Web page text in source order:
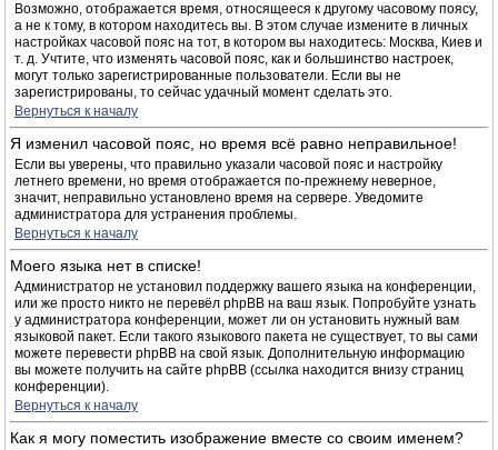
Возможно, отображается время, относящееся к другому часовому поясу,
а не к тому, в котором находитесь вы. В этом случае измените в личных
настройках часовой пояс на тот, в котором вы находитесь: Москва, Киев и
т. д. Учтите, что изменять часовой пояс, как и большинство настроек,
могут только зарегистрированные пользователи. Если вы не
зарегистрированы, то сейчас удачный момент сделать это.
Вернуться к началу
Я изменил часовой пояс, но время всё равно неправильное!
Если вы уверены, что правильно указали часовой пояс и настройку
летнего времени, но время отображается по-прежнему неверное,
значит, неправильно установлено время на сервере. Уведомите
администратора для устранения проблемы.
Вернуться к началу
Моего языка нет в списке!
Администратор не установил поддержку вашего языка на конференции,
или же просто никто не перевёл phpBB на ваш язык. Попробуйте узнать
у администратора конференции, может ли он установить нужный вам
языковой пакет. Если такого языкового пакета не существует, то вы сами
можете перевести phpBB на свой язык. Дополнительную информацию
вы можете получить на сайте phpBB (ссылка находится внизу страниц
конференции).
Вернуться к началу
Как я могу поместить изображение вместе со своим именем?